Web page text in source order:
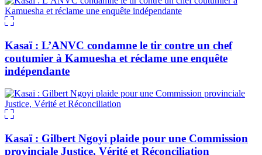
Kasaï : L’ANVC condamne le tir contre un chef
coutumier à Kamuesha et réclame une enquête
indépendante
Kasaï : Gilbert Ngoyi plaide pour une Commission
provinciale Justice, Vérité et Réconciliation